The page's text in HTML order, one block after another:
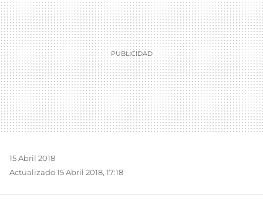
15 Abril 2018
Actualizado 15 Abril 2018, 17:18